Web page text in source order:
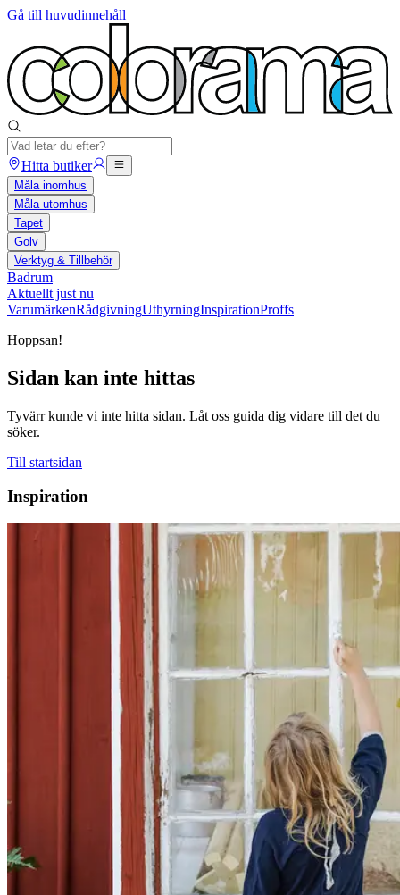
Gå till huvudinnehåll
Hitta butiker
Måla inomhus
Måla utomhus
Tapet
Golv
Verktyg & Tillbehör
Badrum
Aktuellt just nu
VarumärkenRådgivningUthyrningInspirationProffs
Hoppsan!
Sidan kan inte hittas
Tyvärr kunde vi inte hitta sidan. Låt oss guida dig vidare till det du
söker.
Till startsidan
Inspiration